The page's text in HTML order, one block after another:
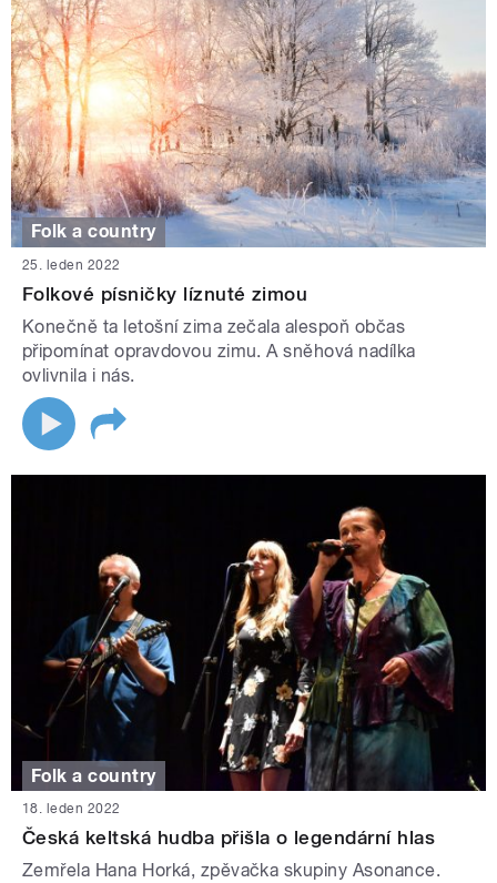
Folk a country
25. leden 2022
Folkové písničky líznuté zimou
Konečně ta letošní zima zečala alespoň občas
připomínat opravdovou zimu. A sněhová nadílka
ovlivnila i nás.
Folk a country
18. leden 2022
Česká keltská hudba přišla o legendární hlas
Zemřela Hana Horká, zpěvačka skupiny Asonance.